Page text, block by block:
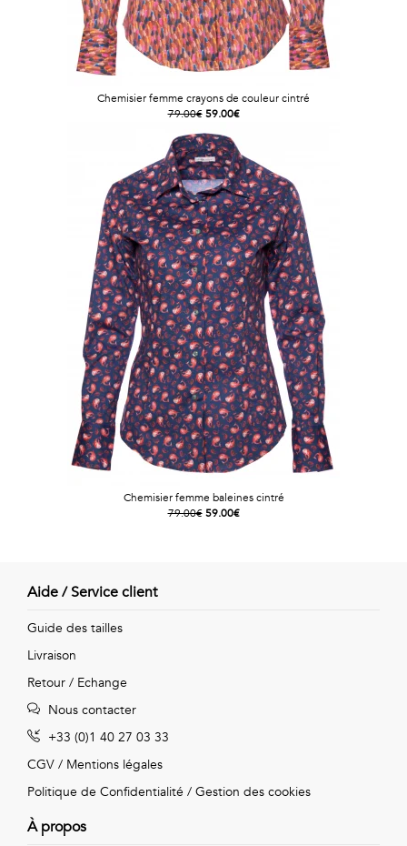
Chemisier femme crayons de couleur cintré
79.00€ 59.00€
Chemisier femme baleines cintré
79.00€ 59.00€
Aide / Service client
Guide des tailles
Livraison
Retour / Echange
Nous contacter
+33 (0)1 40 27 03 33
CGV / Mentions légales
Politique de Confidentialité / Gestion des cookies
À propos